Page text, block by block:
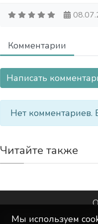
Комментарии
Написать
Нет комментариев.
Читайте также
Мы используем